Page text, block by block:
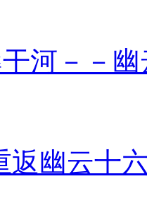
河－－
返幽云十